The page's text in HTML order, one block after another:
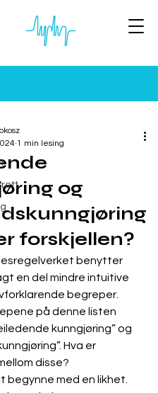
og
forskjellen?
1 min lesing
benytter
en del mindre intuitive
begreper.
på denne listen
kunngjøring” og
Hva er
disse?
begynne med en likhet.